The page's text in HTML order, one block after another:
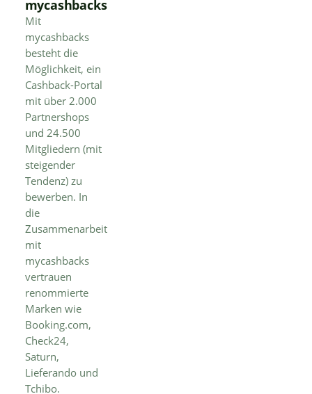
mycashbacks
Mit
mycashbacks
besteht die
Möglichkeit, ein
Cashback-Portal
mit über 2.000
Partnershops
und 24.500
Mitgliedern (mit
steigender
Tendenz) zu
bewerben. In
die
Zusammenarbeit
mit
mycashbacks
vertrauen
renommierte
Marken wie
Booking.com,
Check24,
Saturn,
Lieferando und
Tchibo.